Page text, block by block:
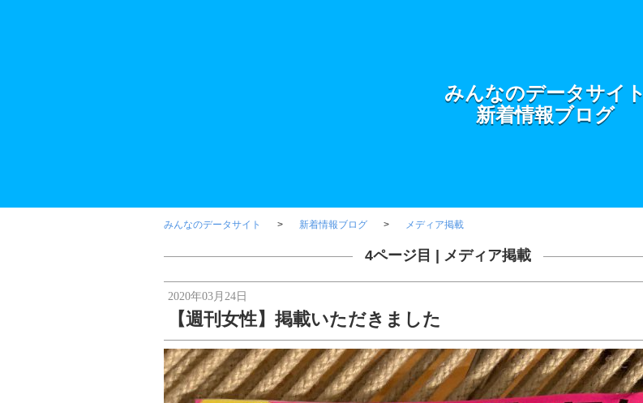
みんなのデータサイト
新着情報ブログ
みんなのデータサイト 新着情報ブログ メディア掲載
4ページ目 | メディア掲載
2020年03月24日
【週刊女性】掲載いただきました